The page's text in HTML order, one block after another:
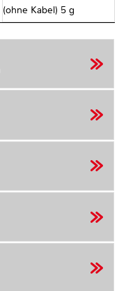
(ohne Kabel) 5 g